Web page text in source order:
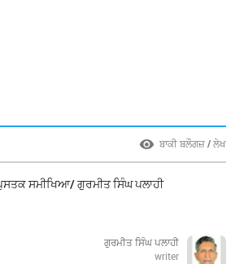
ਬਾਕੀ ਬਲੌਗਜ਼ / ਲੇਖ
ਸਮੀਖਿਆ/ ਗੁਰਮੀਤ ਸਿੰਘ ਪਲਾਹੀ
ਗੁਰਮੀਤ ਸਿੰਘ ਪਲਾਹੀ
writer